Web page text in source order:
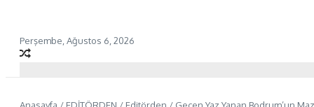
Perşembe, Ağustos 6, 2026